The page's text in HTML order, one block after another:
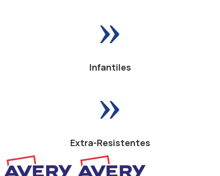
»
Infantiles
»
Extra-Resistentes